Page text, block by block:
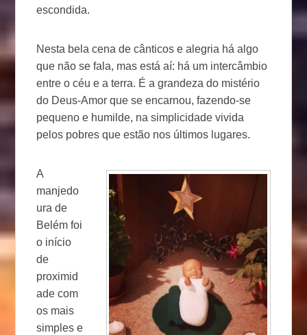
escondida.
Nesta bela cena de cânticos e alegria há algo
que não se fala, mas está aí: há um intercâmbio
entre o céu e a terra. É a grandeza do mistério
do Deus-Amor que se encarnou, fazendo-se
pequeno e humilde, na simplicidade vivida
pelos pobres que estão nos últimos lugares.
A
manjedo
ura de
Belém foi
o início
de
proximid
ade com
os mais
simples e